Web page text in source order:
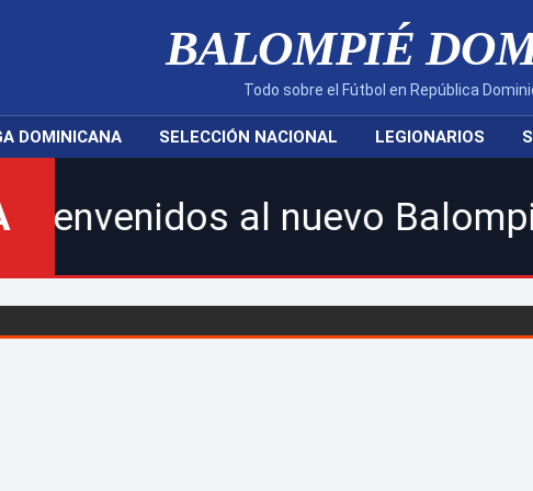
BALOMPIÉ
Todo sobre el Fútbol en República
DOMINICANA SELECCIÓN NACIONAL LEGIONARIOS
al nuevo Balompié